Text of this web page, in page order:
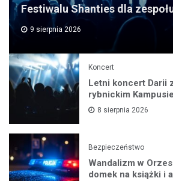
Festiwalu Shanties dla
9 sierpnia 2026
Koncert
Letni koncert Darii
rybnickim
8 sierpnia 2026
Bezpieczeństwo
Wandalizm w
domek na książki i